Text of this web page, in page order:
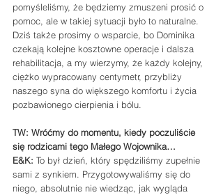
pomyśleliśmy, że będziemy zmuszeni prosić o
pomoc, ale w takiej sytuacji było to naturalne.
Dziś także prosimy o wsparcie, bo Dominika
czekają kolejne kosztowne operacje i dalsza
rehabilitacja, a my wierzymy, że każdy kolejny,
ciężko wypracowany centymetr, przybliży
naszego syna do większego komfortu i życia
pozbawionego cierpienia i bólu.
TW: Wróćmy do momentu, kiedy poczuliście
się rodzicami tego Małego Wojownika…
E&K: To był dzień, który spędziliśmy zupełnie
sami z synkiem. Przygotowywaliśmy się do
niego, absolutnie nie wiedząc, jak wygląda